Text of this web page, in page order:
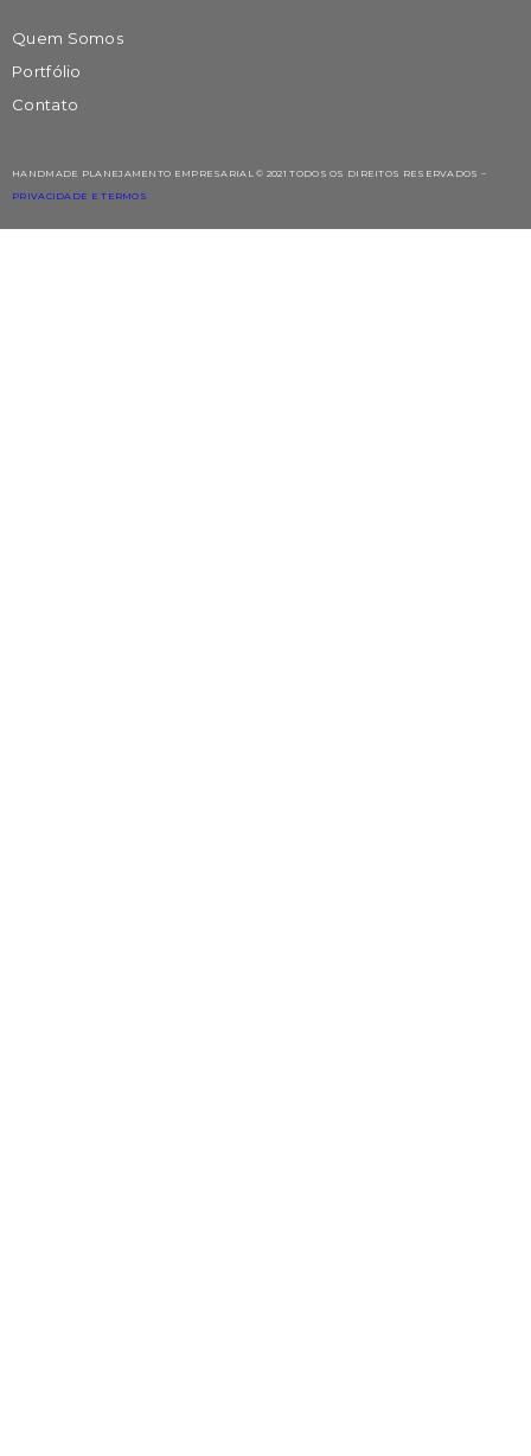
Quem Somos
Portfólio
Contato
HANDMADE PLANEJAMENTO EMPRESARIAL © 2021 TODOS OS DIREITOS RESERVADOS –
PRIVACIDADE E TERMOS